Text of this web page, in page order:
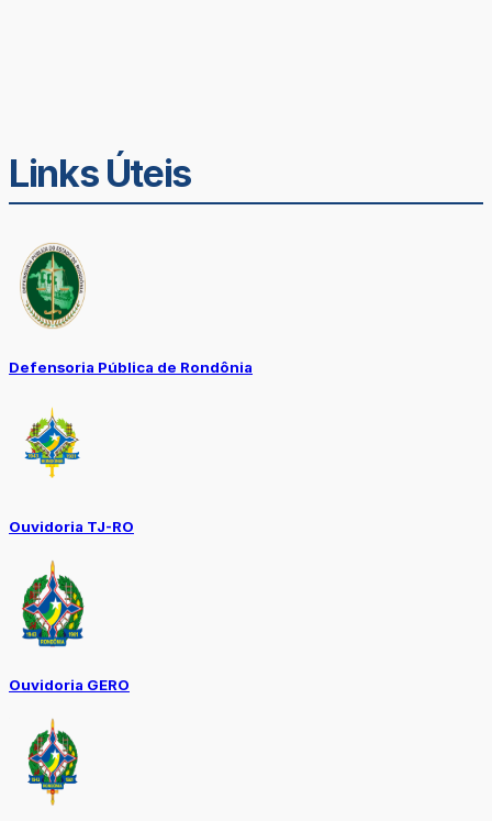
Links Úteis
Defensoria Pública de Rondônia
Ouvidoria TJ-RO
Ouvidoria GERO